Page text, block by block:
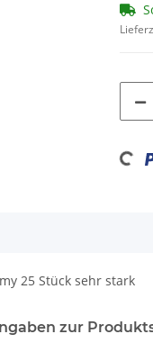
25 Stück sehr stark
zur